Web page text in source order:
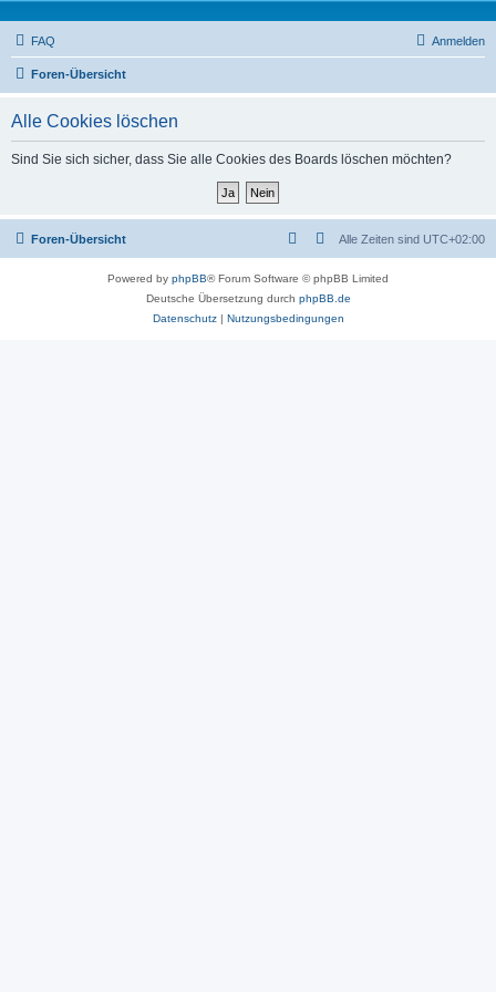
FAQ Anmelden
Foren-Übersicht
Alle Cookies löschen
Sind Sie sich sicher, dass Sie alle Cookies des Boards löschen möchten?
Foren-Übersicht Alle Zeiten sind UTC+02:00
Powered by phpBB® Forum Software © phpBB Limited
Deutsche Übersetzung durch phpBB.de
Datenschutz| Nutzungsbedingungen